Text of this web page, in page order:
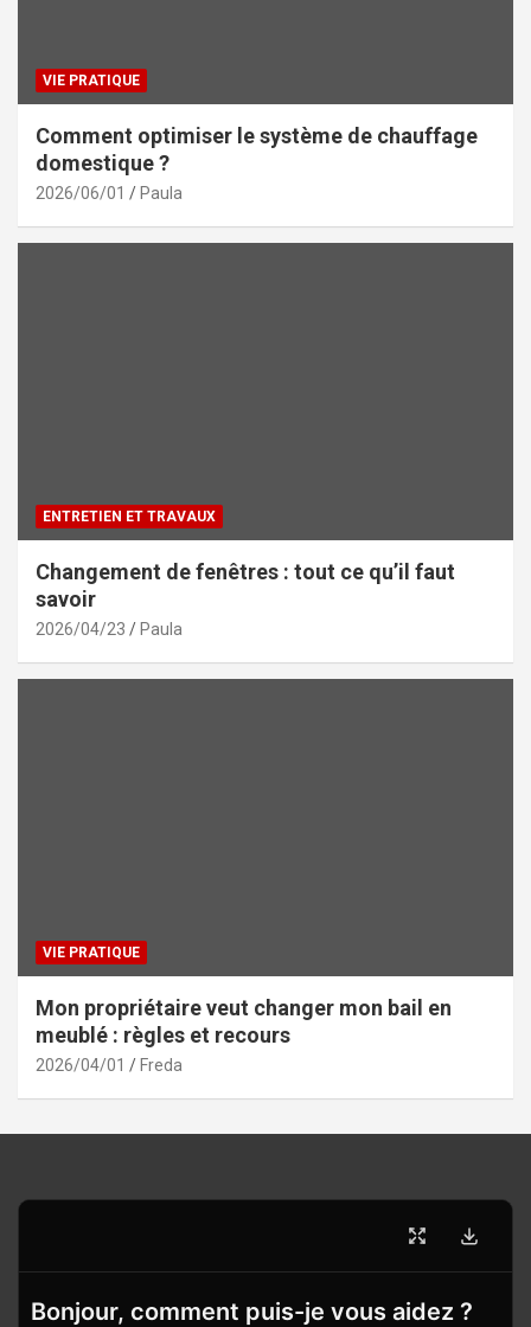
VIE PRATIQUE
Comment optimiser le système de chauffage
domestique ?
2026/06/01 Paula
ENTRETIEN ET TRAVAUX
Changement de fenêtres : tout ce qu’il faut
savoir
2026/04/23 Paula
VIE PRATIQUE
Mon propriétaire veut changer mon bail en
meublé : règles et recours
2026/04/01 Freda
Bonjour, comment puis-je vous aidez ?